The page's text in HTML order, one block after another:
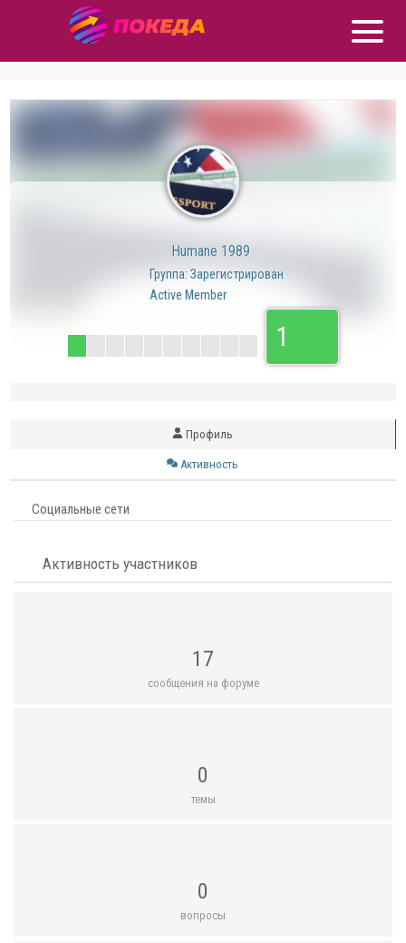
Humane 1989
Группа: Зарегистрирован
Active Member
1
Профиль
Активность
Социальные сети
Активность участников
17
сообщения на форуме
0
темы
0
вопросы